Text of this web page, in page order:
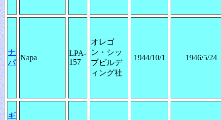
ナ
パ
Napa
LPA-
157
オレゴ
ン・シッ
プビルデ
ィング社
1944/10/1 1946/5/24
ギ